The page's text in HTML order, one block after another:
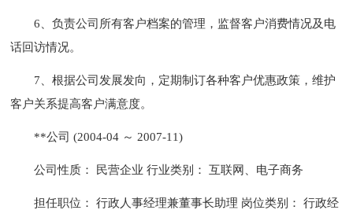
6、负责公司所有客户档案的管理，监督客户消费情况及电
话回访情况。
7、根据公司发展发向，定期制订各种客户优惠政策，维护
客户关系提高客户满意度。
**公司 (2004-04 ～ 2007-11)
公司性质： 民营企业 行业类别： 互联网、电子商务
担任职位： 行政人事经理兼董事长助理 岗位类别： 行政经